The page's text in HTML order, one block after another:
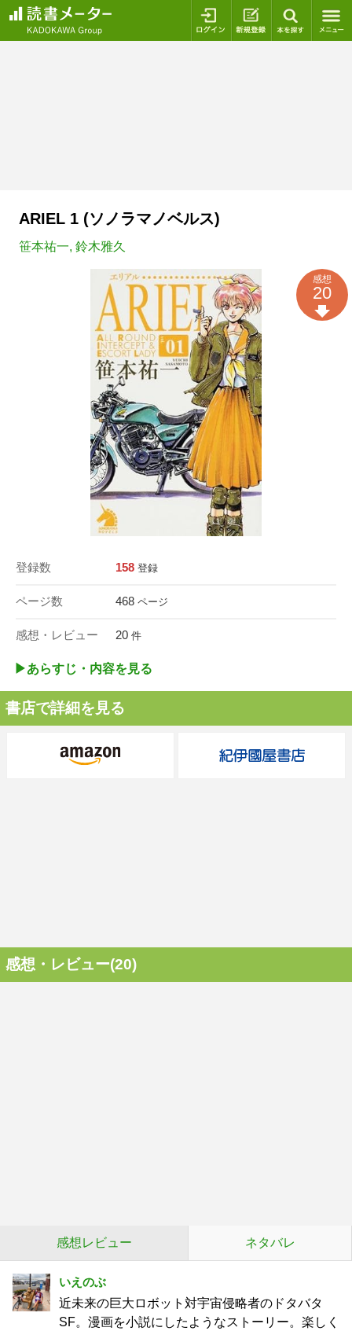
ログイン 新規登録
ARIEL 1 (ソノラマノベルス)
笹本祐一, 鈴木雅久
登録数 158 登録
ページ数 468 ページ
感想・レビュー 20 件
感想
20
▶︎あらすじ・内容を見る
書店で詳細を見る
感想・レビュー(20)
感想レビュー ネタバレ
いえのぶ
近未来の巨大ロボット対宇宙侵略者のドタバタ
SF。漫画を小説にしたようなストーリー。楽しく